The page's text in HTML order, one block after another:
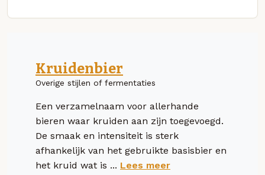
Kruidenbier
Overige stijlen of fermentaties
Een verzamelnaam voor allerhande
bieren waar kruiden aan zijn toegevoegd.
De smaak en intensiteit is sterk
afhankelijk van het gebruikte basisbier en
het kruid wat is ... Lees meer